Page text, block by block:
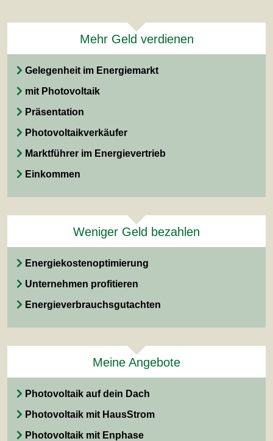
Mehr Geld verdienen
Gelegenheit im Energiemarkt
mit Photovoltaik
Präsentation
Photovoltaikverkäufer
Marktführer im Energievertrieb
Einkommen
Weniger Geld bezahlen
Energiekostenoptimierung
Unternehmen profitieren
Energieverbrauchsgutachten
Meine Angebote
Photovoltaik auf dein Dach
Photovoltaik mit HausStrom
Photovoltaik mit Enphase